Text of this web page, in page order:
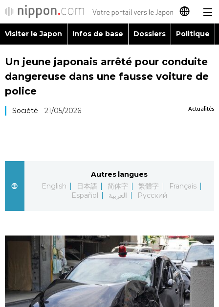
日本語
English
Русский
Visiter le Japon
Société
Culture
Gastronomie
Visiter le Japon Infos de base Dossiers Politique
Un jeune japonais arrêté pour conduite
dangereuse dans une fausse voiture de
police
Actualités
Société 21/05/2026
Autres langues
English
日本語 简体字 繁體字
Français
Español
العربية Русский